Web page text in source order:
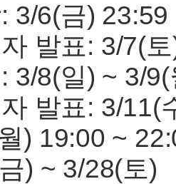
3/6(금) 23:59
발표: 3/7(
3/8(일) ~ 3/
발표: 3/11(
) 19:00 ~
) ~ 3/28(토)